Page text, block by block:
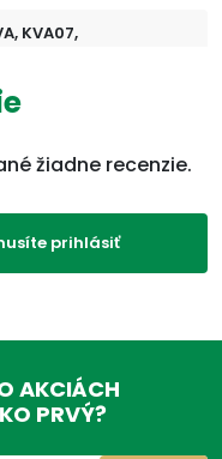
KVA07,
Mastné vlasy
žiadne recenzie.
prihlásiť
AKCIÁCH
PRVÝ?